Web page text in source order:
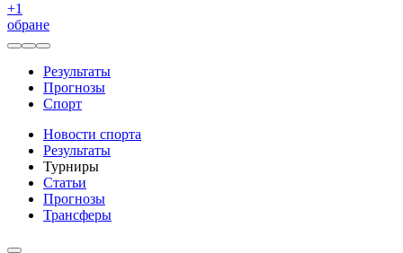
+1
обране
Результаты
Прогнозы
Спорт
Новости спорта
Результаты
Турниры
Статьи
Прогнозы
Трансферы